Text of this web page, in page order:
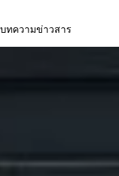
บทความข่าวสาร